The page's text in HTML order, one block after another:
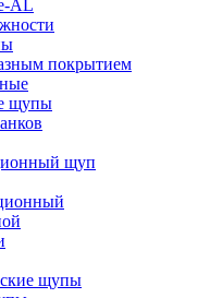
AL
покрытием
щупы
щуп
щупы